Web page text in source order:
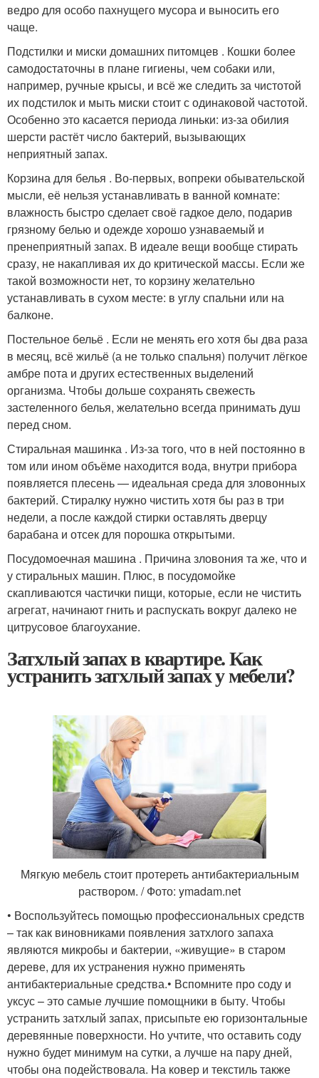
ведро для особо пахнущего мусора и выносить его
чаще.
Подстилки и миски домашних питомцев . Кошки более
самодостаточны в плане гигиены, чем собаки или,
например, ручные крысы, и всё же следить за чистотой
их подстилок и мыть миски стоит с одинаковой частотой.
Особенно это касается периода линьки: из-за обилия
шерсти растёт число бактерий, вызывающих
неприятный запах.
Корзина для белья . Во-первых, вопреки обывательской
мысли, её нельзя устанавливать в ванной комнате:
влажность быстро сделает своё гадкое дело, подарив
грязному белью и одежде хорошо узнаваемый и
пренеприятный запах. В идеале вещи вообще стирать
сразу, не накапливая их до критической массы. Если же
такой возможности нет, то корзину желательно
устанавливать в сухом месте: в углу спальни или на
балконе.
Постельное бельё . Если не менять его хотя бы два раза
в месяц, всё жильё (а не только спальня) получит лёгкое
амбре пота и других естественных выделений
организма. Чтобы дольше сохранять свежесть
застеленного белья, желательно всегда принимать душ
перед сном.
Стиральная машинка . Из-за того, что в ней постоянно в
том или ином объёме находится вода, внутри прибора
появляется плесень — идеальная среда для зловонных
бактерий. Стиралку нужно чистить хотя бы раз в три
недели, а после каждой стирки оставлять дверцу
барабана и отсек для порошка открытыми.
Посудомоечная машина . Причина зловония та же, что и
у стиральных машин. Плюс, в посудомойке
скапливаются частички пищи, которые, если не чистить
агрегат, начинают гнить и распускать вокруг далеко не
цитрусовое благоухание.
Затхлый запах в квартире. Как
устранить затхлый запах у мебели?
Мягкую мебель стоит протереть антибактериальным
раствором. / Фото: ymadam.net
• Воспользуйтесь помощью профессиональных средств
– так как виновниками появления затхлого запаха
являются микробы и бактерии, «живущие» в старом
дереве, для их устранения нужно применять
антибактериальные средства.• Вспомните про соду и
уксус – это самые лучшие помощники в быту. Чтобы
устранить затхлый запах, присыпьте ею горизонтальные
деревянные поверхности. Но учтите, что оставить соду
нужно будет минимум на сутки, а лучше на пару дней,
чтобы она подействовала. На ковер и текстиль также